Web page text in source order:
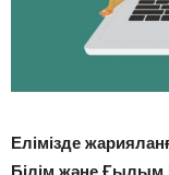
Елімізде